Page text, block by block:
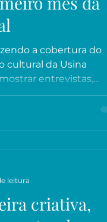
a cobertura do
cultural da Usina
entrevistas,...
criativa,
leitura